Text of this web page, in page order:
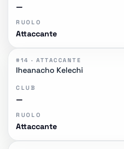
—
RUOLO
Attaccante
#14 · ATTACCANTE
Iheanacho Kelechi
CLUB
—
RUOLO
Attaccante